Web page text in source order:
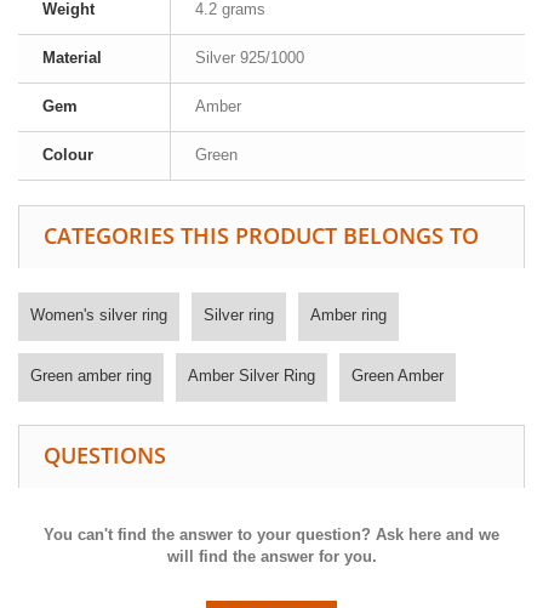
Weight 4.2 grams
Material Silver 925/1000
Gem Amber
Colour Green
CATEGORIES THIS PRODUCT BELONGS TO
Women's silver ring Silver ring Amber ring
Green amber ring Amber Silver Ring Green Amber
QUESTIONS
You can't find the answer to your question? Ask here and we
will find the answer for you.